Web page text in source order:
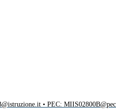
• PEC: